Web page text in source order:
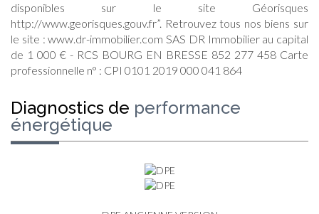
disponibles sur le site Géorisques
http://www.georisques.gouv.fr”. Retrouvez tous nos biens sur
le site : www.dr-immobilier.com SAS DR Immobilier au capital
de 1 000 € - RCS BOURG EN BRESSE 852 277 458 Carte
professionnelle n° : CPI 0101 2019 000 041 864
diagnostics de performance
énergétique